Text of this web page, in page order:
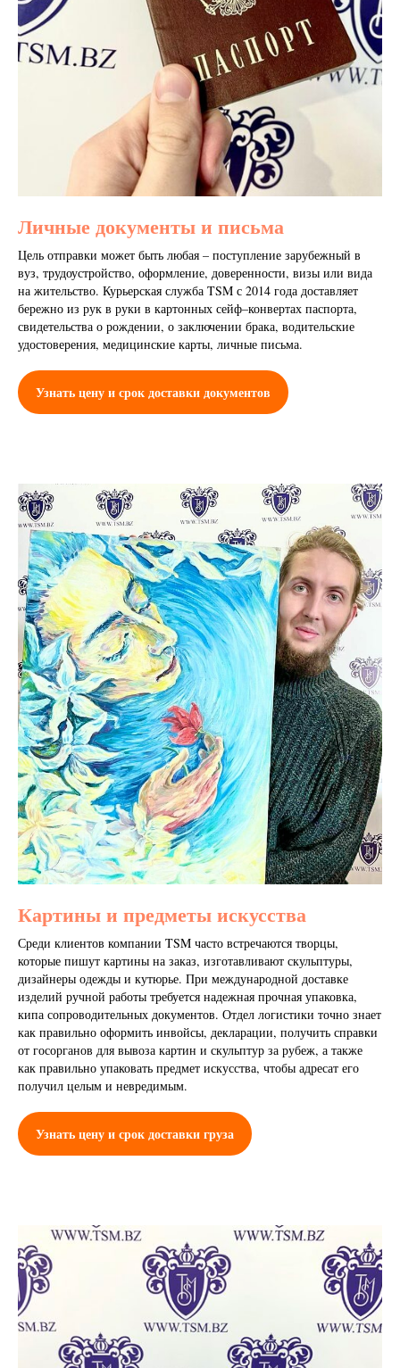
Личные документы и письма
Цель отправки может быть любая – поступление зарубежный в
вуз, трудоустройство, оформление, доверенности, визы или вида
на жительство. Курьерская служба TSM с 2014 года доставляет
бережно из рук в руки в картонных сейф–конвертах паспорта,
свидетельства о рождении, о заключении брака, водительские
удостоверения, медицинские карты, личные письма.
Узнать цену и срок доставки документов
Картины и предметы искусства
Среди клиентов компании TSM часто встречаются творцы,
которые пишут картины на заказ, изготавливают скульптуры,
дизайнеры одежды и кутюрье. При международной доставке
изделий ручной работы требуется надежная прочная упаковка,
кипа сопроводительных документов. Отдел логистики точно знает
как правильно оформить инвойсы, декларации, получить справки
от госорганов для вывоза картин и скульптур за рубеж, а также
как правильно упаковать предмет искусства, чтобы адресат его
получил целым и невредимым.
Узнать цену и срок доставки груза